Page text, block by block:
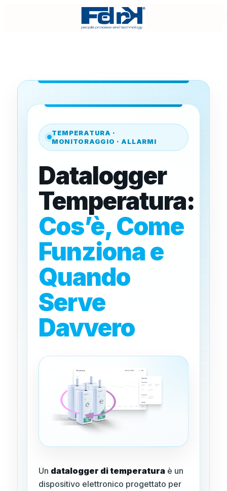
TEMPERATURA ·
MONITORAGGIO · ALLARMI
Datalogger
Temperatura:
Cos’è, Come
Funziona e
Quando
Serve
Davvero
Un datalogger di temperaturaè un
dispositivo elettronico progettato per